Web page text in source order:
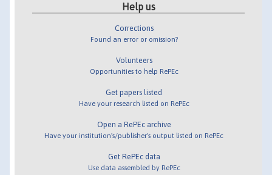
Help us
Corrections
Found an error or omission?
Volunteers
Opportunities to help RePEc
Get papers listed
Have your research listed on RePEc
Open a RePEc archive
Have your institution's/publisher's output listed on RePEc
Get RePEc data
Use data assembled by RePEc